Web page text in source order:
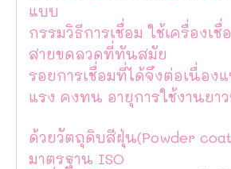
แบบ
กรรมวิธีการเชื่อม ใช้เครื่องเ
สายขดลวดที่ทันสมัย
รอยการเชื่อมที่ได้จึงต่อเนื่อ
แรง คงทน อายุการใช้งานยา
ด้วยวัตถุดิบสีฝุ่น(Powder
มาตรฐาน ISO